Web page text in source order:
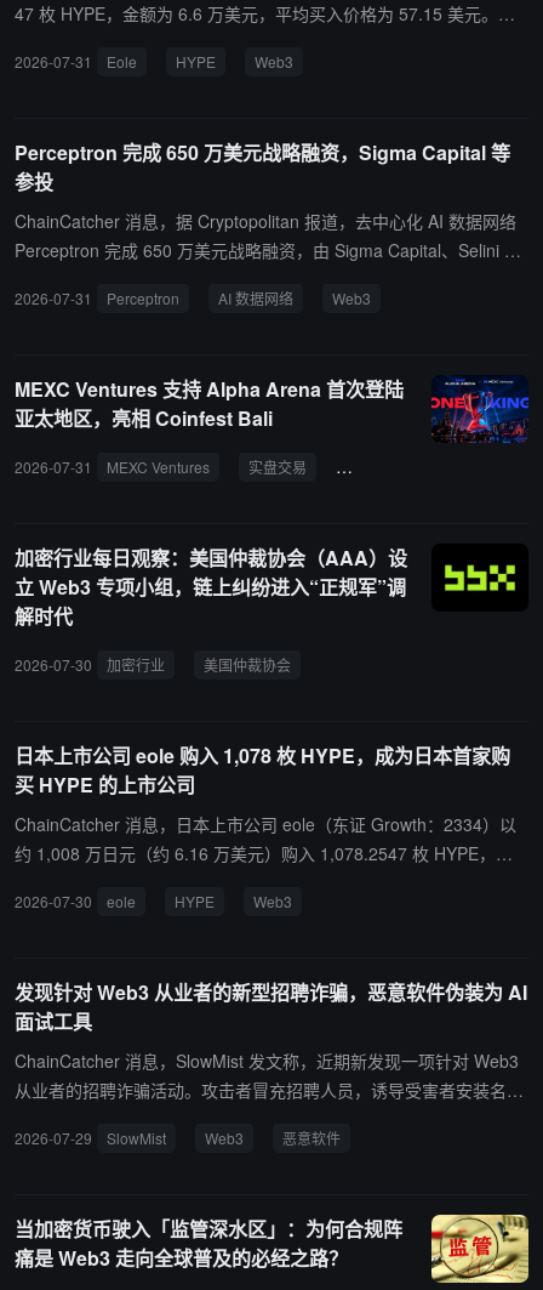
47 枚 HYPE，金额为 6.6 万美元，平均买入价格为 57.15 美元。该
月底前通过多次买入将 HYPE 总投资增至 61.11 万美元，并将其作
e 表示，持有 HYPE 并非仅用于资本利得或资金管理，而是用于加强
其链上金融和 Web3 业务。该公司可能通过出借数字资产和利用传统
金融市场对冲价格风险产生收入，并探索将持仓与自身服务连接。
2026-07-31 Eole HYPE Web3
Perceptron 完成 650 万美元战略融资，Sigma Capital 等
参投
ChainCatcher 消息，据 Cryptopolitan 报道，去中心化 AI 数据网络
Perceptron 完成 650 万美元战略融资，由 Sigma Capital、Selini Ca
训练数据。Perceptron 计划推出数据任务平台，允许 AI 公司直接从
的数据集。项目目前处于空投前阶段，用户可通过贡献数据赚取积
分。
2026-07-31 Perceptron AI 数据网络 Web3
MEXC Ventures 支持 Alpha Arena 首次登陆
亚太地区，亮相 Coinfest Bali
2026-07-31 MEXC Ventures 实盘交易 电竞
加密行业每日观察：美国仲裁协会（AAA）设
立 Web3 专项小组，链上纠纷进入“正规军”调
解时代
2026-07-30 加密行业 美国仲裁协会
日本上市公司 eole 购入 1,078 枚 HYPE，成为日本首家购
买 HYPE 的上市公司
ChainCatcher 消息，日本上市公司 eole（东证 Growth：2334）以
约 1,008 万日元（约 6.16 万美元）购入 1,078.2547 枚 HYPE，平
的上市公司。 公司计划在 8 月底前分批追加购买，使 HYPE 总投入
2026-07-30 eole HYPE Web3
发现针对 Web3 从业者的新型招聘诈骗，恶意软件伪装为 AI
面试工具
ChainCatcher 消息，SlowMist 发文称，近期新发现一项针对 Web3
从业者的招聘诈骗活动。攻击者冒充招聘人员，诱导受害者安装名为
针对 macOS 和 Windows 用户，可窃取浏览器凭证、加密钱包相关
上面试或招聘流程时，应谨慎安装陌生软件，避免运行未经验证的应
用，并留意异常安装请求或系统密码提示。
2026-07-29 SlowMist Web3 恶意软件
当加密货币驶入「监管深水区」：为何合规阵
痛是 Web3 走向全球普及的必经之路？